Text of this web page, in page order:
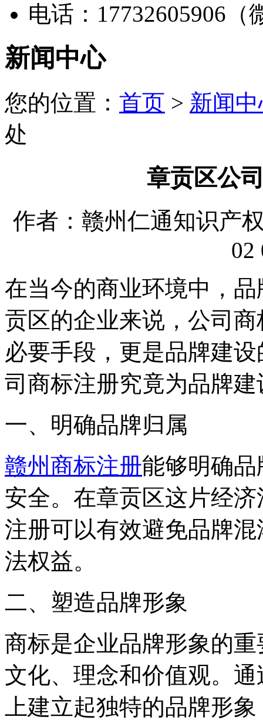
电话：17732605906（
新闻中心
您的位置： 首页 > 新闻
处
章贡区公
作者：赣州仁通知识产
02
在当今的商业环境中，
贡区的企业来说，公司
必要手段，更是品牌建
司商标注册究竟为品牌
一、明确品牌归属
赣州商标注册能够明确
安全。在章贡区这片经
注册可以有效避免品牌
法权益。
二、塑造品牌形象
商标是企业品牌形象的
文化、理念和价值观。
上建立起独特的品牌形